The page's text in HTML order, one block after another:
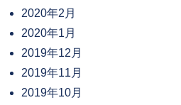
2020年2月
2020年1月
2019年12月
2019年11月
2019年10月